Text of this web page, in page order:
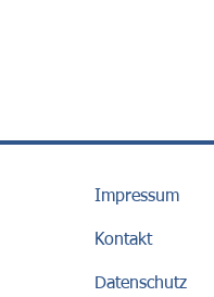
Impressum
Kontakt
Datenschutz